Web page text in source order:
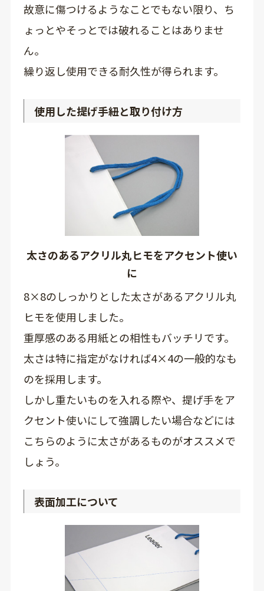
故意に傷つけるようなことでもない限り、ち
ょっとやそっとでは破れることはありませ
ん。
繰り返し使用できる耐久性が得られます。
使用した提げ手紐と取り付け方
太さのあるアクリル丸ヒモをアクセント使い
に
8×8のしっかりとした太さがあるアクリル丸
ヒモを使用しました。
重厚感のある用紙との相性もバッチリです。
太さは特に指定がなければ4×4の一般的なも
のを採用します。
しかし重たいものを入れる際や、提げ手をア
クセント使いにして強調したい場合などには
こちらのように太さがあるものがオススメで
しょう。
表面加工について